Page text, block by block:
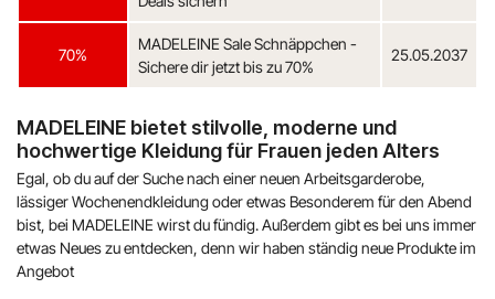
70%
MADELEINE Sale Schnäppchen -
Sichere dir jetzt bis zu 70%
25.05.2037
MADELEINE bietet stilvolle, moderne und
hochwertige Kleidung für Frauen jeden Alters
Egal, ob du auf der Suche nach einer neuen Arbeitsgarderobe,
lässiger Wochenendkleidung oder etwas Besonderem für den Abend
bist, bei MADELEINE wirst du fündig. Außerdem gibt es bei uns immer
etwas Neues zu entdecken, denn wir haben ständig neue Produkte im
Angebot